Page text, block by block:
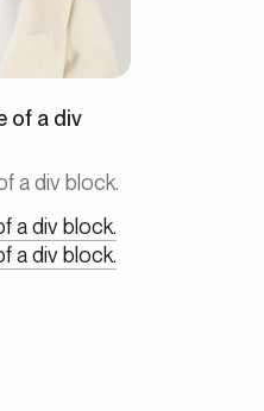
of a div
a div block.
a div block.
a div block.